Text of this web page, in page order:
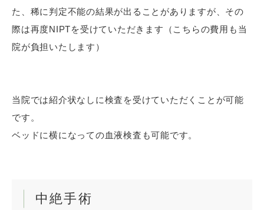
た、稀に判定不能の結果が出ることがありますが、その
際は再度NIPTを受けていただきます（こちらの費用も当
院が負担いたします）
当院では紹介状なしに検査を受けていただくことが可能
です。
ベッドに横になっての血液検査も可能です。
中絶手術